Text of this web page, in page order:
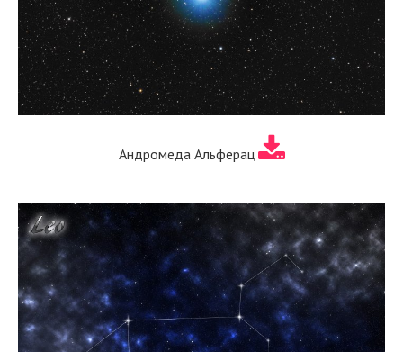
Андромеда Альферац